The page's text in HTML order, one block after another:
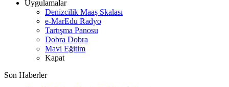
Uygulamalar
Denizcilik Maaş Skalası
e-MarEdu Radyo
Tartışma Panosu
Dobra Dobra
Mavi Eğitim
Kapat
Son Haberler